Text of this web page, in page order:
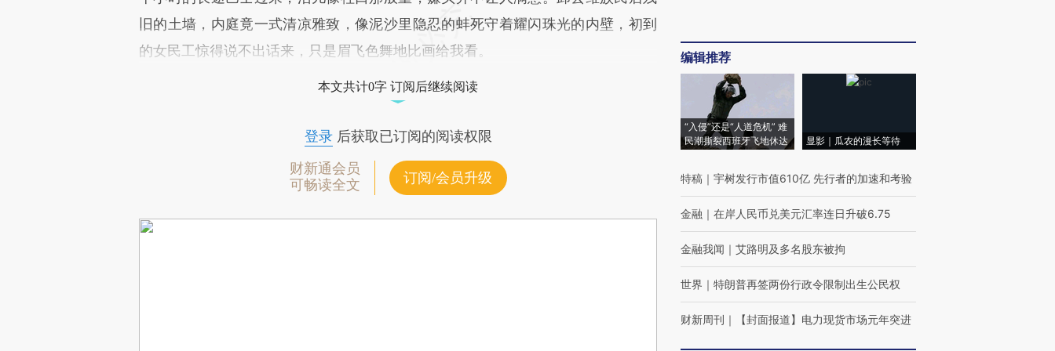
旧的土墙，内庭竟一式清凉雅致，像泥沙里隐忍的蚌死守着耀闪珠光的内壁，初到
的女民工惊得说不出话来，只是眉飞色舞地比画给我看。
本文共计0字 订阅后继续阅读
登录后获取已订阅的阅读权限
财新通会员
可畅读全文
订阅/会员升级
编辑推荐
“入侵”还是“人道危机” 难
民潮撕裂西班牙飞地休达
显影｜瓜农的漫长等待
特稿 ｜ 宇树发行市值610亿 先行者的加速和考验
金融 ｜ 在岸人民币兑美元汇率连日升破6.75
金融我闻 ｜ 艾路明及多名股东被拘
世界 ｜ 特朗普再签两份行政令限制出生公民权
财新周刊 ｜ 【封面报道】电力现货市场元年突进